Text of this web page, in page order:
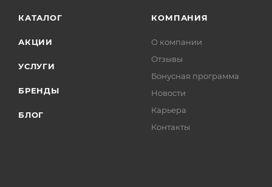
КАТАЛОГ
АКЦИИ
УСЛУГИ
БРЕНДЫ
БЛОГ
КОМПАНИЯ
О компании
Отзывы
Бонусная программа
Новости
Карьера
Контакты